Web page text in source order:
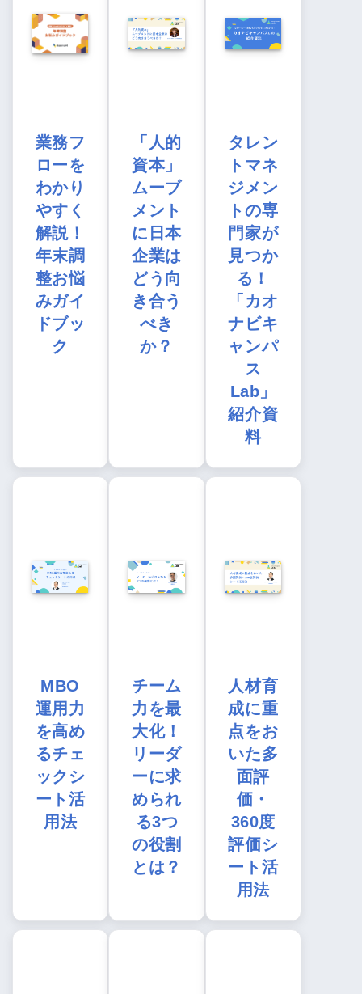
業務フ
ローを
わかり
やすく
解説！
年末調
整お悩
みガイ
ドブッ
ク
「人的
資本」
ムーブ
メント
に日本
企業は
どう向
き合う
べき
か？
タレン
トマネ
ジメン
トの専
門家が
見つか
る！
「カオ
ナビキ
ャンパ
ス
Lab」
紹介資
料
MBO
運用力
を高め
るチェ
ックシ
ート活
用法
チーム
力を最
大化！
リーダ
ーに求
められ
る3つ
の役割
とは？
人材育
成に重
点をお
いた多
面評
価・
360度
評価シ
ート活
用法